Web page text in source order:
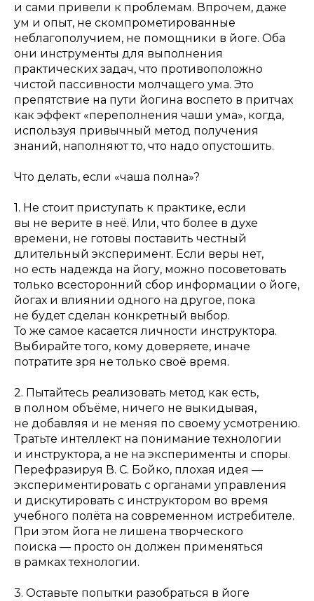
и сами привели к проблемам. Впрочем, даже
ум и опыт, не скомпрометированные
неблагополучием, не помощники в йоге. Оба
они инструменты для выполнения
практических задач, что противоположно
чистой пассивности молчащего ума. Это
препятствие на пути йогина воспето в притчах
как эффект «переполнения чаши ума», когда,
используя привычный метод получения
знаний, наполняют то, что надо опустошить.
Что делать, если «чаша полна»?
1. Не стоит приступать к практике, если
вы не верите в неё. Или, что более в духе
времени, не готовы поставить честный
длительный эксперимент. Если веры нет,
но есть надежда на йогу, можно посоветовать
только всесторонний сбор информации о йоге,
йогах и влиянии одного на другое, пока
не будет сделан конкретный выбор.
То же самое касается личности инструктора.
Выбирайте того, кому доверяете, иначе
потратите зря не только своё время.
2. Пытайтесь реализовать метод как есть,
в полном объёме, ничего не выкидывая,
не добавляя и не меняя по своему усмотрению.
Тратьте интеллект на понимание технологии
и инструктора, а не на эксперименты и споры.
Перефразируя В. С. Бойко, плохая идея —
экспериментировать с органами управления
и дискутировать с инструктором во время
учебного полёта на современном истребителе.
При этом йога не лишена творческого
поиска — просто он должен применяться
в рамках технологии.
3. Оставьте попытки разобраться в йоге